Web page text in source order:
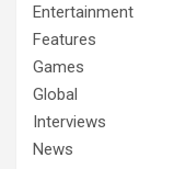
Entertainment
Features
Games
Global
Interviews
News